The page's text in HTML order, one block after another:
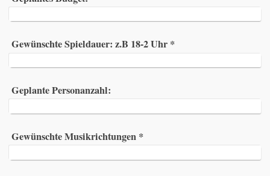
Gewünschte Spieldauer: z.B 18-2 Uhr *
Geplante Personanzahl:
Gewünschte Musikrichtungen *